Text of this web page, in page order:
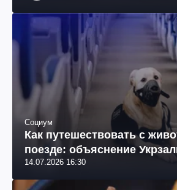
Социум
Как путешествовать с
поезде: объяснение
14.07.2026 16:30